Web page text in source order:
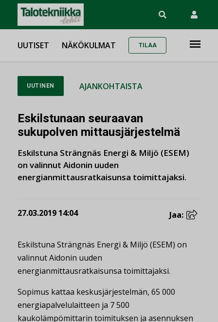
UUTISET NÄKÖKULMAT TILAA
UUTINEN AJANKOHTAISTA
Eskilstunaan seuraavan
sukupolven mittausjärjestelmä
Eskilstuna Strängnäs Energi & Miljö (ESEM)
on valinnut Aidonin uuden
energianmittausratkaisunsa toimittajaksi.
27.03.2019 14:04 Jaa:
Eskilstuna Strängnäs Energi & Miljö (ESEM) on
valinnut Aidonin uuden
energianmittausratkaisunsa toimittajaksi.
Sopimus kattaa keskusjärjestelmän, 65 000
energiapalvelulaitteen ja 7 500
kaukolämpömittarin toimituksen ja asennuksen